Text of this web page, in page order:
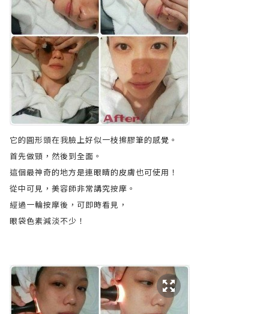
它的圓形頭在我臉上好似一枝擦膠筆的感覺。
首先做頸，然後到全面。
這個最神奇的地方是連眼睛的皮膚也可使用！
從中可見，美容師非常講究按摩。
經過一輪按摩後，可即時看見，
眼袋色素減淡不少！